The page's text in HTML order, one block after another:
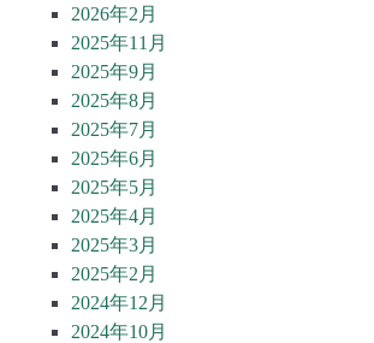
2026年2月
2025年11月
2025年9月
2025年8月
2025年7月
2025年6月
2025年5月
2025年4月
2025年3月
2025年2月
2024年12月
2024年10月